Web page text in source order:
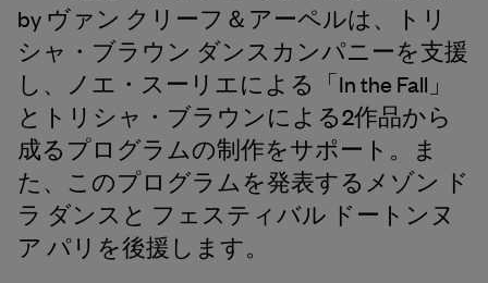
by ヴァン クリーフ＆アーペルは、トリ
シャ・ブラウン ダンスカンパニーを支援
し、ノエ・スーリエによる「In the Fall」
とトリシャ・ブラウンによる2作品から
成るプログラムの制作をサポート。ま
た、このプログラムを発表するメゾン ド
ラ ダンスと フェスティバル ドートンヌ
ア パリを後援します。